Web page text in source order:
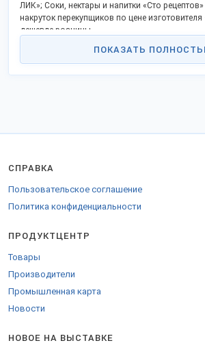
ЛИК»; Соки, нектары и напитки «Сто
накруток перекупщиков по цене
дешевле розницы.
Каталог содержит открытые контактные
сайт и позволяет заказать продукцию оптом
дилером в Вашем городе.
Доставка во все регионы РФ, СНГ и на
сертификаты.
ПОКАЗАТЬ
СПРАВКА
Пользовательское соглашение
Политика конфиденциальности
ПРОДУКТЦЕНТР
Товары
Производители
Промышленная карта
Новости
НОВОЕ НА ВЫСТАВКЕ